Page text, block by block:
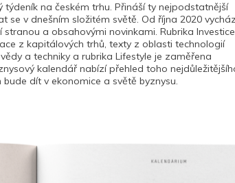
týdeník na českém trhu. Přináší ty nejpodstatnější
se v dnešním složitém světě. Od října 2020
a obsahovými novinkami. Rubrika Investice
z kapitálových trhů, texty z oblasti technologií
a techniky a rubrika Lifestyle je zaměřena
kalendář nabízí přehled toho
dít v ekonomice a světě byznysu.